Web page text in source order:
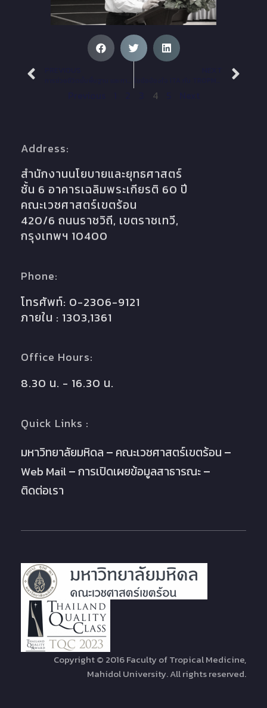
4
Address:
สำนักงานนโยบายและยุทธศาสตร์
ชั้น 6 อาคารเฉลิมพระเกียรติ 60 ปี
คณะเวชศาสตร์เขตร้อน
420/6 ถนนราชวิถี, เขตราชเทวี,
กรุงเทพฯ 10400
Phone:
โทรศัพท์: 0-2306-9121
ภายใน : 1303,1361
Office Hours:
8.30 น. - 16.30 น.
Quick Links :
มหาวิทยาลัยมหิดล
คณะเวชศาสตร์เขตร้อน
Web Mail
การเปิดเผยข้อมูลสาธารณะ
ติดต่อเรา
Copyright © 2016 Faculty of Tropical Medicine,
Mahidol University. All rights reserved.